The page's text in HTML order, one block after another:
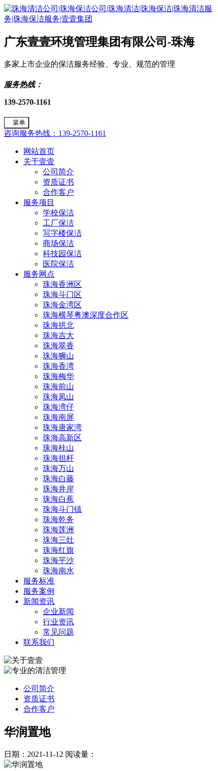
广东壹壹环境管理集团有限公司-珠海
多家上市企业的保洁服务经验、专业、规范的管理
服务热线：
139-2570-1161
菜单
咨询服务热线：139-2570-1161
网站首页
关于壹壹
公司简介
资质证书
合作客户
服务项目
学校保洁
工厂保洁
写字楼保洁
商场保洁
科技园保洁
医院保洁
服务网点
珠海香洲区
珠海斗门区
珠海金湾区
珠海横琴粤澳深度合作区
珠海拱北
珠海吉大
珠海翠香
珠海狮山
珠海香湾
珠海梅华
珠海前山
珠海凤山
珠海湾仔
珠海南屏
珠海唐家湾
珠海高新区
珠海桂山
珠海担杆
珠海万山
珠海白藤
珠海井岸
珠海白蕉
珠海斗门镇
珠海乾务
珠海莲洲
珠海三灶
珠海红旗
珠海平沙
珠海南水
服务标准
服务案例
新闻资讯
企业新闻
行业资讯
常见问题
联系我们
公司简介
资质证书
合作客户
华润置地
日期：2021-11-12 阅读量：